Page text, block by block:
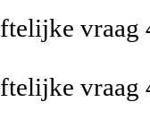
vraag
vraag